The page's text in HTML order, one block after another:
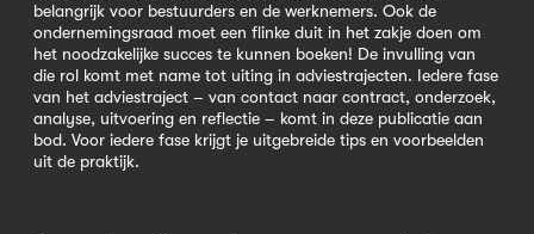
belangrijk voor bestuurders en de werknemers. Ook de
ondernemingsraad moet een flinke duit in het zakje doen om
het noodzakelijke succes te kunnen boeken! De invulling van
die rol komt met name tot uiting in adviestrajecten. Iedere fase
van het adviestraject – van contact naar contract, onderzoek,
analyse, uitvoering en reflectie – komt in deze publicatie aan
bod. Voor iedere fase krijgt je uitgebreide tips en voorbeelden
uit de praktijk.